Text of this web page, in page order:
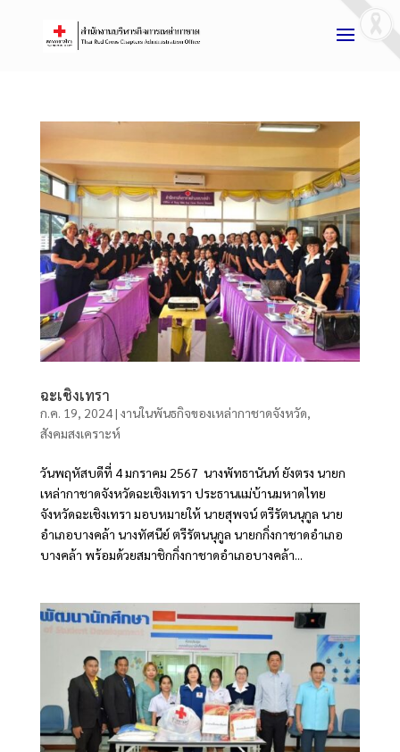
ฉะเชิงเทรา
ก.ค. 19, 2024| งานในพันธกิจของเหล่ากาชาดจังหวัด,
สังคมสงเคราะห์
วันพฤหัสบดีที่ 4 มกราคม 2567 นางพัทธานันท์ ยังตรง นายก
เหล่ากาชาดจังหวัดฉะเชิงเทรา ประธานแม่บ้านมหาดไทย
จังหวัดฉะเชิงเทรา มอบหมายให้ นายสุพจน์ ตรีรัตนนุกูล นาย
อำเภอบางคล้า นางทัศนีย์ ตรีรัตนนุกูล นายกกิ่งกาชาดอำเภอ
บางคล้า พร้อมด้วยสมาชิกกิ่งกาชาดอำเภอบางคล้า...